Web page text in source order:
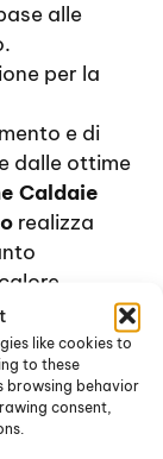
like cookies to
to these
browsing behavior
consent,
alle
per la
e di
dalle ottime
Caldaie
realizza
il minimo
calda